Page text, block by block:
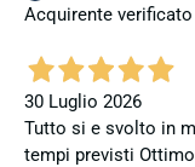
Acquirente verificato
30 Luglio 2026
Tutto si e svolto in
tempi previsti